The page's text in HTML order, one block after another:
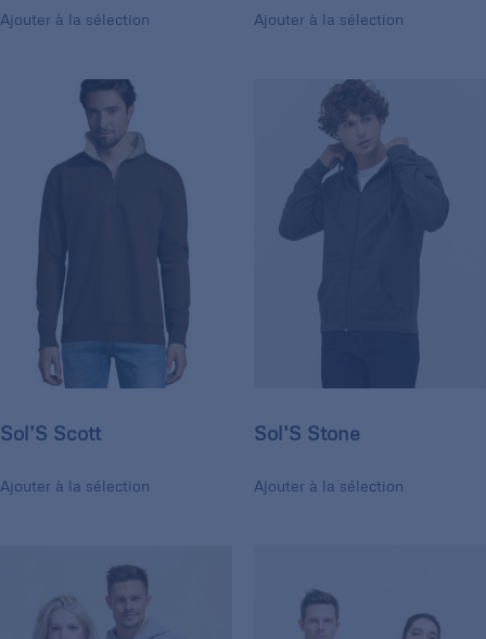
Ajouter à la sélection Ajouter à la sélection
Sol’S Scott
Ajouter à la sélection
Sol’S Stone
Ajouter à la sélection